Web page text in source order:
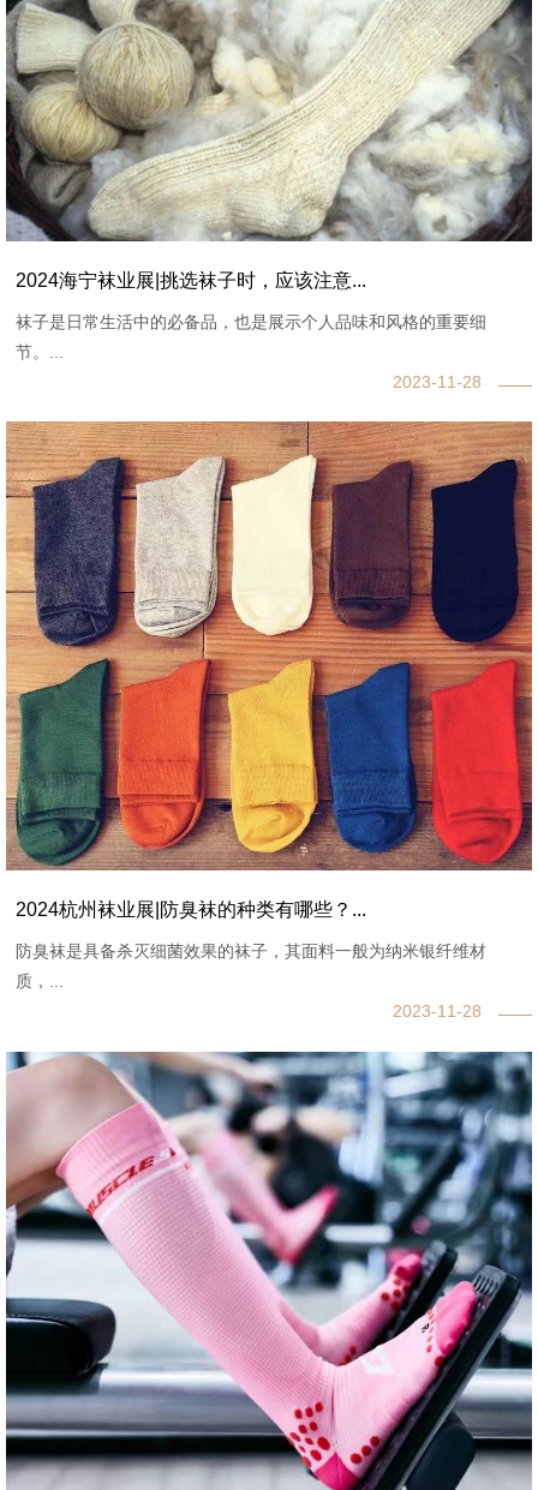
2024海宁袜业展|挑选袜子时，应该注意...
袜子是日常生活中的必备品，也是展示个人品味和风格的重要细
节。...
2023-11-28
2024杭州袜业展|防臭袜的种类有哪些？...
防臭袜是具备杀灭细菌效果的袜子，其面料一般为纳米银纤维材
质，...
2023-11-28